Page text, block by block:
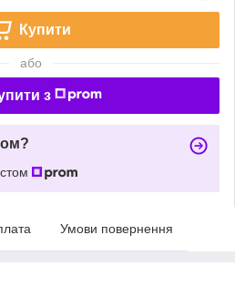
Купити
або
з
Умови повернення